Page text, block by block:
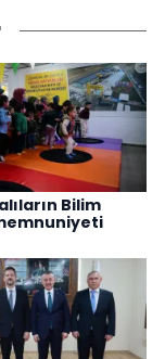
Bilim